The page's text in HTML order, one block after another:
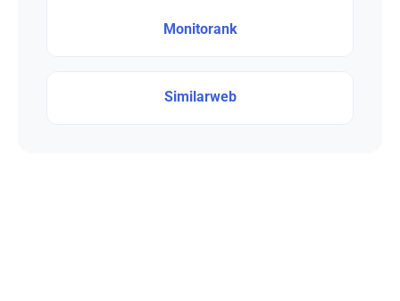
Monitorank
Similarweb